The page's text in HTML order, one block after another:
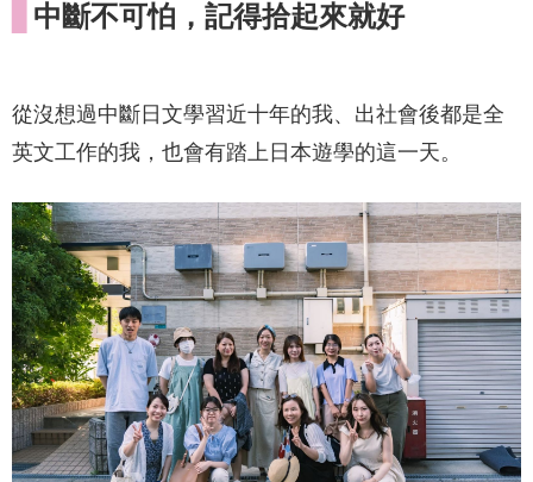
中斷不可怕，記得拾起來就好
從沒想過中斷日文學習近十年的我、出社會後都是全
英文工作的我，也會有踏上日本遊學的這一天。